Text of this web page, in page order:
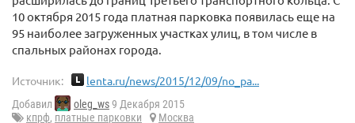
10 октября 2015 года платная парковка появилась еще на
95 наиболее загруженных участках улиц, в том числе в
спальных районах города.
Источник: lenta.ru/news/2015/12/09/no_pa...
Добавил oleg_ws9 Декабря 2015
кпрф, платные парковки
Москва